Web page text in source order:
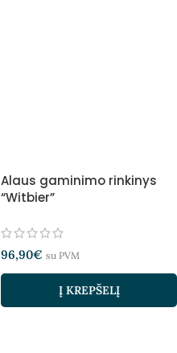
Alaus gaminimo rinkinys
“Witbier”
96,90€ su PVM
Į KREPŠELĮ